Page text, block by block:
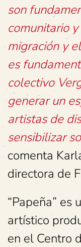
son
comunitario
migración y
es
colectivo
generar un
artistas de
sensibilizar
comenta
directora de
“Papeña” es
artístico
en el Centro